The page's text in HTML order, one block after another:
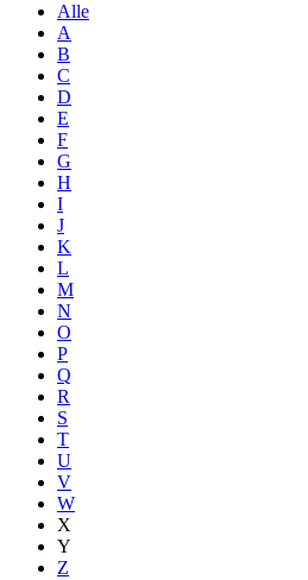
Alle
A
B
C
D
E
F
G
H
I
J
K
L
M
N
O
P
Q
R
S
T
U
V
W
X
Y
Z